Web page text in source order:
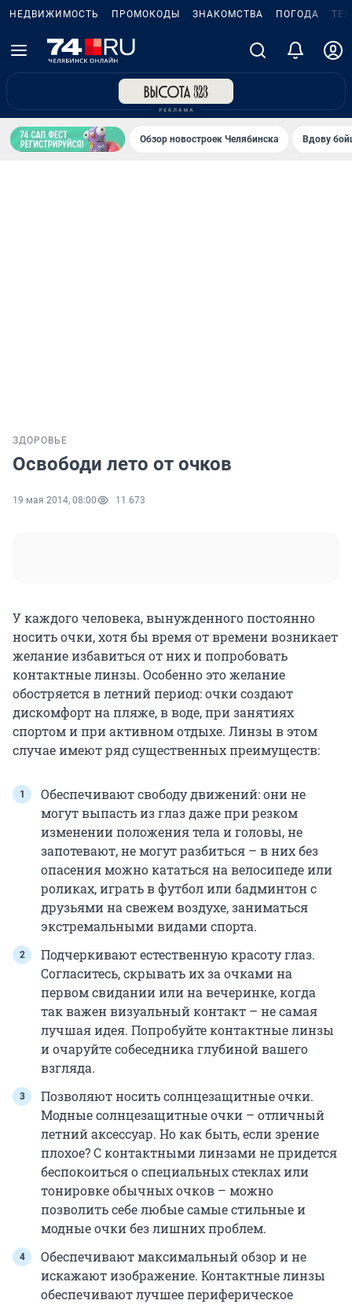
НЕДВИЖИМОСТЬ ПРОМОКОДЫ ЗНАКОМСТВА ПОГОДА
Обзор новостроек Челябинска Вдову
ЗДОРОВЬЕ
Освободи лето от очков
19 мая 2014, 08:00 11 673
У каждого человека, вынужденного постоянно
носить очки, хотя бы время от времени возникает
желание избавиться от них и попробовать
контактные линзы. Особенно это желание
обостряется в летний период: очки создают
дискомфорт на пляже, в воде, при занятиях
спортом и при активном отдыхе. Линзы в этом
случае имеют ряд существенных преимуществ:
Обеспечивают свободу движений: они не
могут выпасть из глаз даже при резком
изменении положения тела и головы, не
запотевают, не могут разбиться – в них без
опасения можно кататься на велосипеде или
роликах, играть в футбол или бадминтон с
друзьями на свежем воздухе, заниматься
экстремальными видами спорта.
Подчеркивают естественную красоту глаз.
Согласитесь, скрывать их за очками на
первом свидании или на вечеринке, когда
так важен визуальный контакт – не самая
лучшая идея. Попробуйте контактные линзы
и очаруйте собеседника глубиной вашего
взгляда.
Позволяют носить солнцезащитные очки.
Модные солнцезащитные очки – отличный
летний аксессуар. Но как быть, если зрение
плохое? С контактными линзами не придется
беспокоиться о специальных стеклах или
тонировке обычных очков – можно
позволить себе любые самые стильные и
модные очки без лишних проблем.
Обеспечивают максимальный обзор и не
искажают изображение. Контактные линзы
обеспечивают лучшее периферическое